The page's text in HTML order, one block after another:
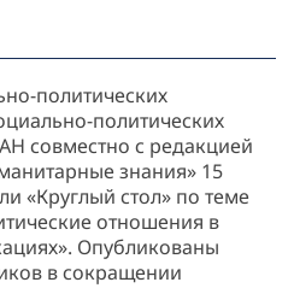
политических
политических
совместно с редакцией
знания» 15
«Круглый стол» по теме
отношения в
Опубликованы
в сокращении